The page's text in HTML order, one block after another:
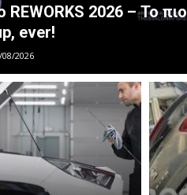
REWORKS 2026 – Το πιο
ever!
08/2026